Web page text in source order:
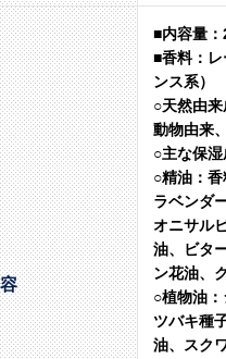
■内容量：
■香料：
ンス系）
○天然由来
動物由来
○主な保
○精油：香
ラベンダ
オニサル
油、ビタ
ン花油、
○植物油：
ツバキ種
油、スク